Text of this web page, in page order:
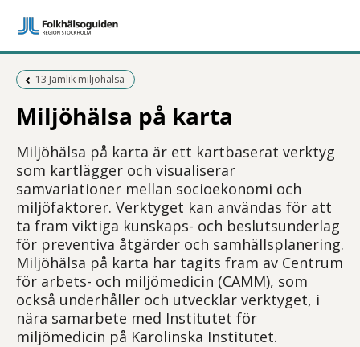
Föregående sida:
13 Jämlik miljöhälsa
Miljöhälsa på karta
Miljöhälsa på karta är ett kartbaserat verktyg
som kartlägger och visualiserar
samvariationer mellan socioekonomi och
miljöfaktorer. Verktyget kan användas för att
ta fram viktiga kunskaps- och beslutsunderlag
för preventiva åtgärder och samhällsplanering.
Miljöhälsa på karta har tagits fram av Centrum
för arbets- och miljömedicin (CAMM), som
också underhåller och utvecklar verktyget, i
nära samarbete med Institutet för
miljömedicin på Karolinska Institutet.